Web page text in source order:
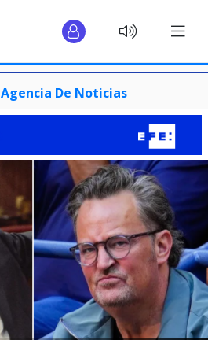
Agencia De Noticias